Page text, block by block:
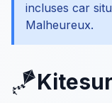
incluses car
Malheureux.
🪁